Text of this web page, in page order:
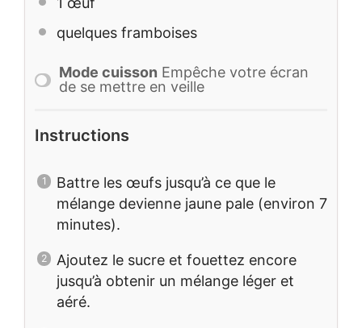
quelques framboises
Mode cuisson Empêche votre écran
de se mettre en veille
Instructions
Battre les œufs jusqu’à ce que le
mélange devienne jaune pale (environ 7
minutes).
Ajoutez le sucre et fouettez encore
jusqu’à obtenir un mélange léger et
aéré.